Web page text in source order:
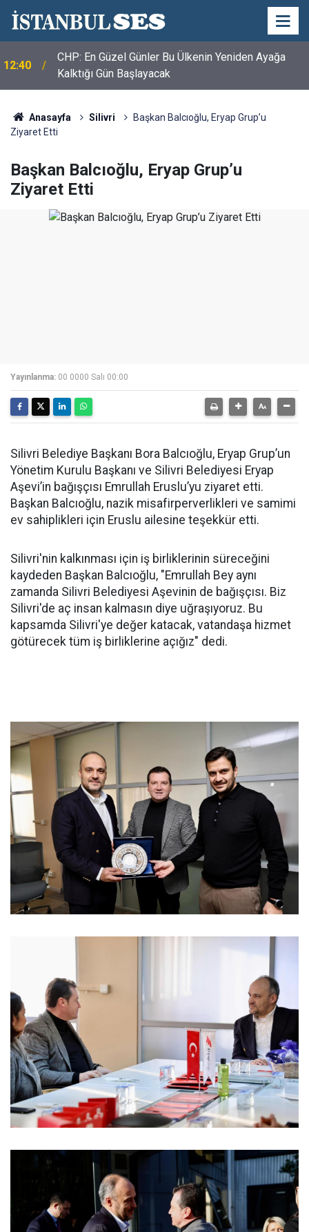
12:40
CHP: En Güzel Günler Bu Ülkenin Yeniden Ayağa
Kalktığı Gün Başlayacak
Anasayfa Silivri
Başkan Balcıoğlu, Eryap Grup’u
Ziyaret Etti
Başkan Balcıoğlu, Eryap Grup’u
Ziyaret Etti
Yayınlanma: 00 0000 Salı 00:00
Silivri Belediye Başkanı Bora Balcıoğlu, Eryap Grup’un
Yönetim Kurulu Başkanı ve Silivri Belediyesi Eryap
Aşevi’in bağışçısı Emrullah Eruslu’yu ziyaret etti.
Başkan Balcıoğlu, nazik misafirperverlikleri ve samimi
ev sahiplikleri için Eruslu ailesine teşekkür etti.
Silivri'nin kalkınması için iş birliklerinin süreceğini
kaydeden Başkan Balcıoğlu, "Emrullah Bey aynı
zamanda Silivri Belediyesi Aşevinin de bağışçısı. Biz
Silivri'de aç insan kalmasın diye uğraşıyoruz. Bu
kapsamda Silivri'ye değer katacak, vatandaşa hizmet
götürecek tüm iş birliklerine açığız" dedi.